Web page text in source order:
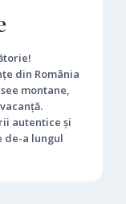
din România
montane,
autentice și
a lungul